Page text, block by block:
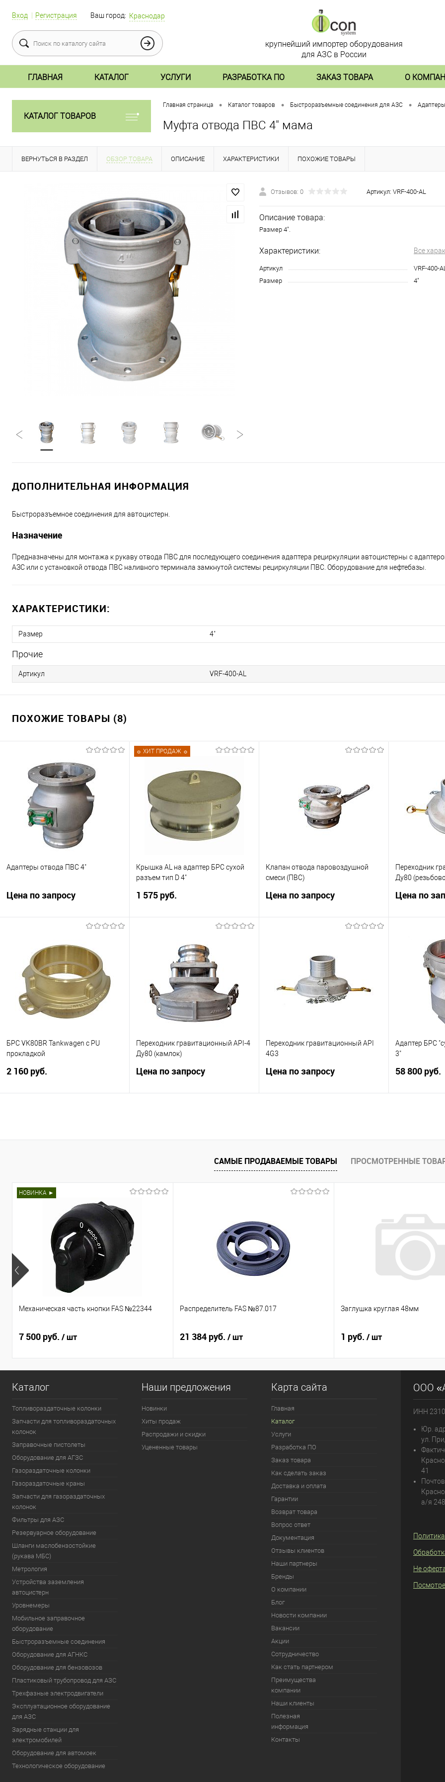
Вход Регистрация Ваш город: Краснодар
крупнейший импортер оборудования
для АЗС в России
ГЛАВНАЯ КАТАЛОГ УСЛУГИ РАЗРАБОТКА ПО ЗАКАЗ ТОВАРА О
КАТАЛОГ ТОВАРОВ
Главная страница • Каталог товаров • Быстроразъемные соединения для АЗС •
Муфта отвода ПВС 4" мама
ВЕРНУТЬСЯ В РАЗДЕЛ ОБЗОР ТОВАРА ОПИСАНИЕ ХАРАКТЕРИСТИКИ ПОХОЖИЕ ТОВАРЫ
Отзывов: 0 Артикул: VRF-400-AL
Описание товара:
Размер 4".
Характеристики: Все
Артикул
VRF-400-
Размер
4"
ДОПОЛНИТЕЛЬНАЯ ИНФОРМАЦИЯ
Быстроразъемное соединения для автоцистерн.
Назначение
Предназначены для монтажа к рукаву отвода ПВС для последующего соединения адаптера рециркуляции автоцистерны с
АЗС или с установкой отвода ПВС наливного терминала замкнутой системы рециркуляции ПВС. Оборудование для нефтебазы.
ХАРАКТЕРИСТИКИ:
Размер 4"
Прочие
Артикул VRF-400-AL
ПОХОЖИЕ ТОВАРЫ (8)
Адаптеры отвода ПВС 4"
Цена по запросу
Номинальный диаметр - 4” или
Запросить цену
Купить в 1 клик
Сравнить
☼ ХИТ ПРОДАЖ ☼
Крышка AL на адаптер БРС сухой
разъем тип D 4"
1 575 руб.
Система типа Camlock Заглушка к
Материал корпуса:
горячештампованный лёгкий
алюминиевый сплав
Купить
Купить в 1 клик
Сравнить
Клапан отвода паровоздушной
смеси (ПВС)
Цена по запросу
Запросить цену
Купить в 1 клик
Сравнить
В избранное
Недоступно
Переходник
Ду80
Цена по
Купить в 1
В избранное
БРС VК80BR Tankwagen с PU
прокладкой
2 160 руб.
Переходник гравитационный API-4
Ду80 (камлок)
Цена по запросу
Сравнить
В избранное
Переходник гравитационный API
4G3
Цена по запросу
Купить в 1 клик
В избранное
Адаптер БРС
3"
58 800 руб.
Купить в 1
САМЫЕ ПРОДАВАЕМЫЕ ТОВАРЫ ПРОСМОТРЕННЫЕ
НОВИНКА ►
Механическая часть кнопки FAS №22344
7 500 руб. / шт
Распределитель FAS №87.017
21 384 руб. / шт
Заглушка круглая 48мм
1 руб. / шт
Каталог
Топливораздаточные колонки
Запчасти для топливораздаточных
колонок
Заправочные пистолеты
Оборудование для АГЗС
Газораздаточные колонки
Газораздаточные краны
Запчасти для газораздаточных
колонок
Фильтры для АЗС
Резервуарное оборудование
Шланги маслобензостойкие
(рукава МБС)
Метрология
Устройства заземления
автоцистерн
Уровнемеры
Мобильное заправочное
оборудование
Быстроразъемные соединения
Оборудование для АГНКС
Оборудование для бензовозов
Пластиковый трубопровод для АЗС
Трехфазные электродвигатели
Эксплуатационное оборудование
для АЗС
Зарядные станции для
электромобилей
Оборудование для автомоек
Технологическое оборудование
Наши предложения
Новинки
Хиты продаж
Распродажи и скидки
Уцененные товары
Карта сайта
Главная
Каталог
Услуги
Разработка ПО
Заказ товара
Как сделать заказ
Доставка и оплата
Гарантии
Возврат товара
Вопрос ответ
Документация
Отзывы клиентов
Наши партнеры
Бренды
О компании
Блог
Новости компании
Вакансии
Акции
Сотрудничество
Как стать партнером
Преимущества
компании
Наши клиенты
Полезная
информация
Контакты
ООО
ИНН
Юр.
ул.
41
а/я
Не